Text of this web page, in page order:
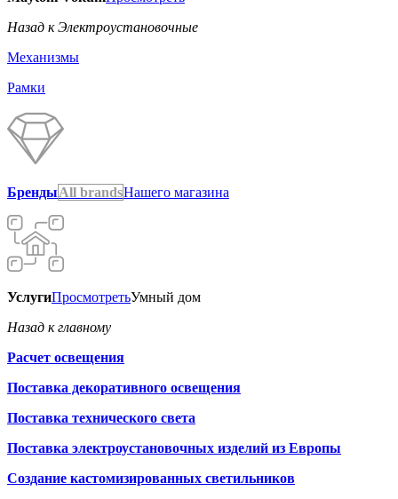
Назад к Электроустановочные
Механизмы
Рамки
БрендыAll brandsНашего магазина
УслугиПросмотретьУмный дом
Назад к главному
Расчет освещения
Поставка декоративного освещения
Поставка технического света
Поставка электроустановочных изделий из Европы
Создание кастомизированных светильников